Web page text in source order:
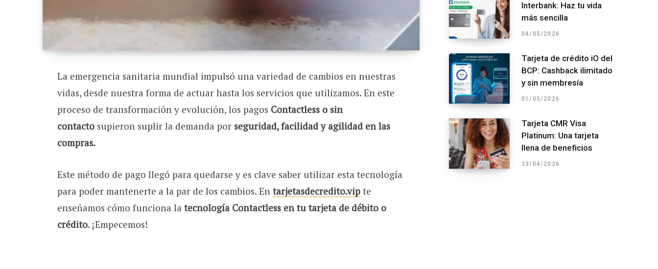
La emergencia sanitaria mundial impulsó una variedad de cambios en nuestras
vidas, desde nuestra forma de actuar hasta los servicios que utilizamos. En este
proceso de transformación y evolución, los pagos Contactless o sin
contactosupieron suplir la demanda por seguridad, facilidad y agilidad en las
compras.
Este método de pago llegó para quedarse y es clave saber utilizar esta tecnología
para poder mantenerte a la par de los cambios. En tarjetasdecredito.vipte
enseñamos cómo funciona la tecnología Contactless en tu tarjeta de débito o
crédito. ¡Empecemos!
Interbank: Haz tu vida
más sencilla
04/05/2026
Tarjeta de crédito iO del
BCP: Cashback ilimitado
y sin membresía
01/05/2026
Tarjeta CMR Visa
Platinum: Una tarjeta
llena de beneficios
23/04/2026